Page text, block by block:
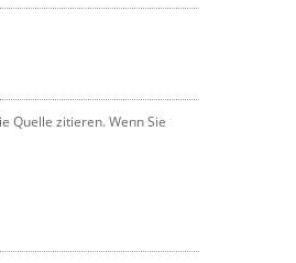
Quelle zitieren. Wenn Sie